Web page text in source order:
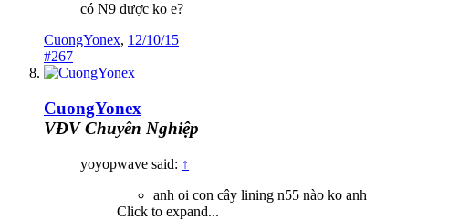
có N9 được ko e?
CuongYonex, 12/10/15
#267
CuongYonex
VĐV Chuyên Nghiệp
yoyopwave said: ↑
anh oi con cây lining n55 nào ko anh
Click to expand...